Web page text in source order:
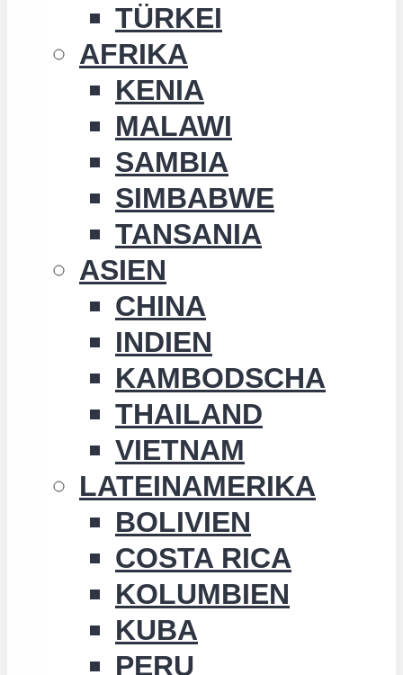
TÜRKEI
AFRIKA
KENIA
MALAWI
SAMBIA
SIMBABWE
TANSANIA
ASIEN
CHINA
INDIEN
KAMBODSCHA
THAILAND
VIETNAM
LATEINAMERIKA
BOLIVIEN
COSTA RICA
KOLUMBIEN
KUBA
PERU